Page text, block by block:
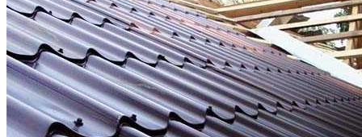
Как Выбрать Входную Дверь?
Телевизор: Как Выбрать Идеальную
Модель Для Домашнего Кинотеатра?